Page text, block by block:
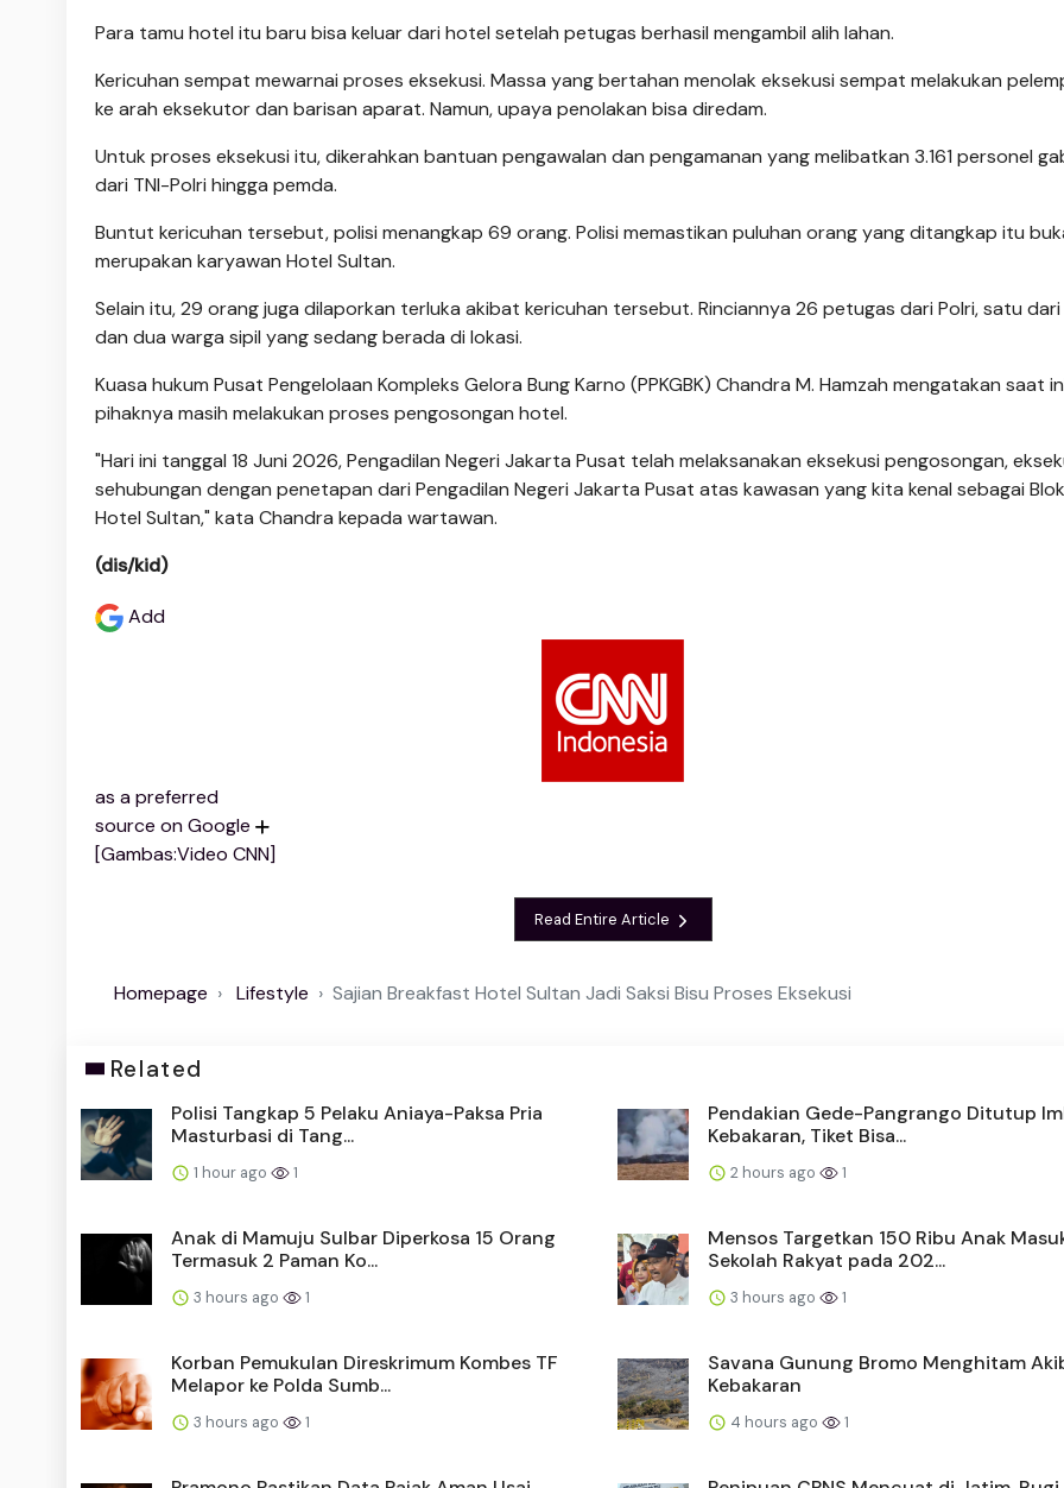
Para tamu hotel itu baru bisa keluar dari hotel setelah petugas berhasil mengambil alih lahan.
Kericuhan sempat mewarnai proses eksekusi. Massa yang bertahan menolak eksekusi sempat melakukan
ke arah eksekutor dan barisan aparat. Namun, upaya penolakan bisa diredam.
Untuk proses eksekusi itu, dikerahkan bantuan pengawalan dan pengamanan yang melibatkan 3.161 personel
dari TNI-Polri hingga pemda.
Buntut kericuhan tersebut, polisi menangkap 69 orang. Polisi memastikan puluhan orang yang ditangkap itu
merupakan karyawan Hotel Sultan.
Selain itu, 29 orang juga dilaporkan terluka akibat kericuhan tersebut. Rinciannya 26 petugas dari Polri, satu dari
dan dua warga sipil yang sedang berada di lokasi.
Kuasa hukum Pusat Pengelolaan Kompleks Gelora Bung Karno (PPKGBK) Chandra M. Hamzah mengatakan saat
pihaknya masih melakukan proses pengosongan hotel.
"Hari ini tanggal 18 Juni 2026, Pengadilan Negeri Jakarta Pusat telah melaksanakan eksekusi pengosongan,
sehubungan dengan penetapan dari Pengadilan Negeri Jakarta Pusat atas kawasan yang kita kenal sebagai
Hotel Sultan," kata Chandra kepada wartawan.
(dis/kid)
Add
as a preferred
source on Google
[Gambas:Video CNN]
Read Entire Article
Homepage Lifestyle Sajian Breakfast Hotel Sultan Jadi Saksi Bisu Proses Eksekusi
Related
Polisi Tangkap 5 Pelaku Aniaya-Paksa Pria
Masturbasi di Tang...
1 hour ago 1
Pendakian Gede-Pangrango Ditutup
Kebakaran, Tiket Bisa...
2 hours ago 1
Anak di Mamuju Sulbar Diperkosa 15 Orang
Termasuk 2 Paman Ko...
3 hours ago 1
Mensos Targetkan 150 Ribu Anak
Sekolah Rakyat pada 202...
3 hours ago 1
Korban Pemukulan Direskrimum Kombes TF
Melapor ke Polda Sumb...
3 hours ago 1
Savana Gunung Bromo Menghitam
Kebakaran
4 hours ago 1